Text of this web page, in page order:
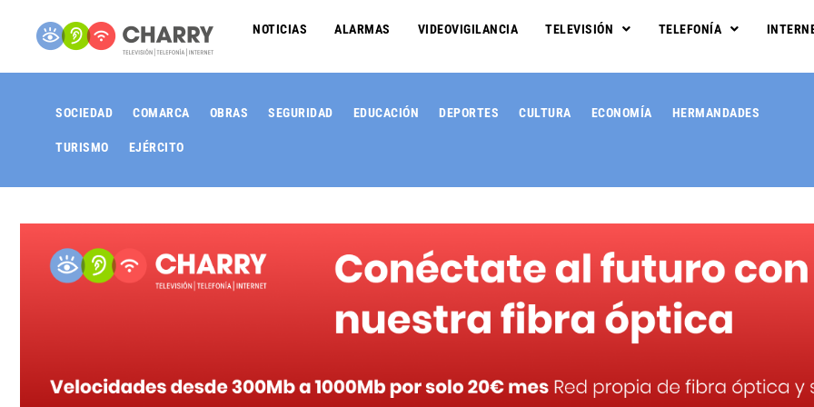
NOTICIAS ALARMAS VIDEOVIGILANCIA TELEVISIÓN TELEFONÍA
SOCIEDAD COMARCA OBRAS SEGURIDAD EDUCACIÓN DEPORTES CULTURA ECONOMÍA HERMANDADES
TURISMO EJÉRCITO